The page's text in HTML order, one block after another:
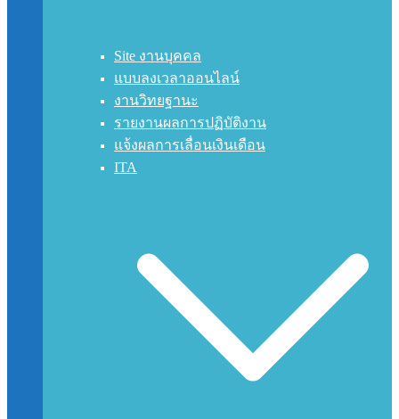
Site งานบุคคล
แบบลงเวลาออนไลน์
งานวิทยฐานะ
รายงานผลการปฏิบัติงาน
แจ้งผลการเลื่อนเงินเดือน
ITA